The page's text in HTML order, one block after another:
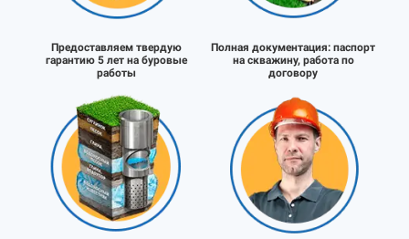
Предоставляем твердую
гарантию 5 лет на буровые
работы
Полная документация: паспорт
на скважину, работа по
договору